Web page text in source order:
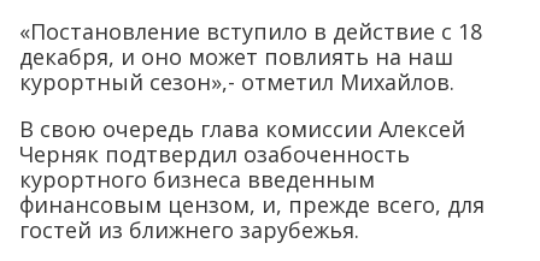
«Постановление вступило в действие с 18
декабря, и оно может повлиять на наш
курортный сезон»,- отметил Михайлов.
В свою очередь глава комиссии Алексей
Черняк подтвердил озабоченность
курортного бизнеса введенным
финансовым цензом, и, прежде всего, для
гостей из ближнего зарубежья.